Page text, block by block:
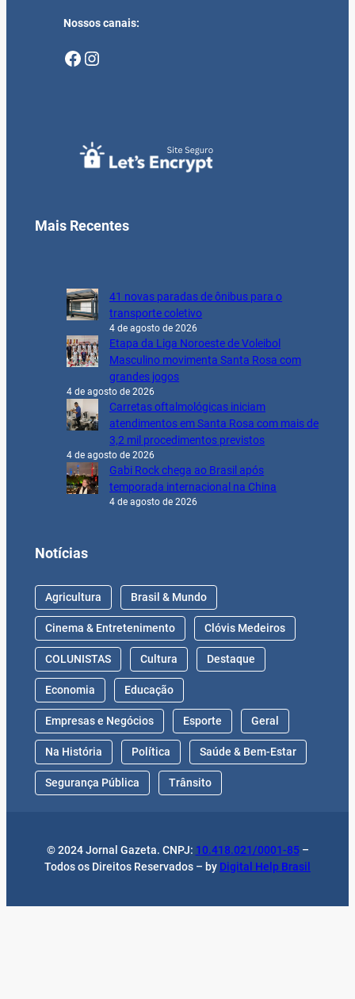
Nossos canais:
Facebook Instagram
Mais Recentes
41 novas paradas de ônibus para o
transporte coletivo
4 de agosto de 2026
Etapa da Liga Noroeste de Voleibol
Masculino movimenta Santa Rosa com
grandes jogos
4 de agosto de 2026
Carretas oftalmológicas iniciam
atendimentos em Santa Rosa com mais de
3,2 mil procedimentos previstos
4 de agosto de 2026
Gabi Rock chega ao Brasil após
temporada internacional na China
4 de agosto de 2026
Notícias
Agricultura Brasil & Mundo
Cinema & Entretenimento Clóvis Medeiros
COLUNISTAS Cultura Destaque
Economia Educação
Empresas e Negócios Esporte Geral
Na História Política Saúde & Bem-Estar
Segurança Pública Trânsito
© 2024 Jornal Gazeta. CNPJ: 10.418.021/0001-85–
Todos os Direitos Reservados – by Digital Help Brasil